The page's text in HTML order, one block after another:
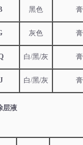
黑色
灰色
白/黑/灰
白/黑/灰
层液